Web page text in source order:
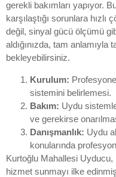
gerekli bakımları yapıyor.
karşılaştığı sorunlara
değil, sinyal gücü ölçümü
aldığınızda, tam anlamıyla
bekleyebilirsiniz.
Kurulum:
sistemini belirlemesi.
Bakım: Uydu
ve gerekirse
Danışmanlık: Uydu
konularında
Kurtoğlu Mahallesi
hizmet sunmayı ilke